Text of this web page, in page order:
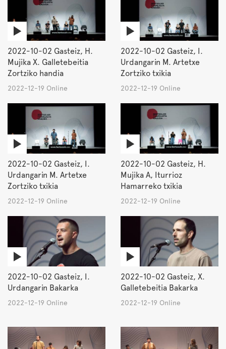
2022-10-02 Gasteiz, H.
Mujika X. Galletebeitia
Zortziko handia
2022-12-19 Online
2022-10-02 Gasteiz, I.
Urdangarin M. Artetxe
Zortziko txikia
2022-12-19 Online
2022-10-02 Gasteiz, I.
Urdangarin M. Artetxe
Zortziko txikia
2022-12-19 Online
2022-10-02 Gasteiz, H.
Mujika A, Iturrioz
Hamarreko txikia
2022-12-19 Online
2022-10-02 Gasteiz, I.
Urdangarin Bakarka
2022-12-19 Online
2022-10-02 Gasteiz, X.
Galletebeitia Bakarka
2022-12-19 Online